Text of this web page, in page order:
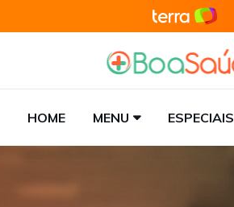
HOME MENU ESPECIAIS